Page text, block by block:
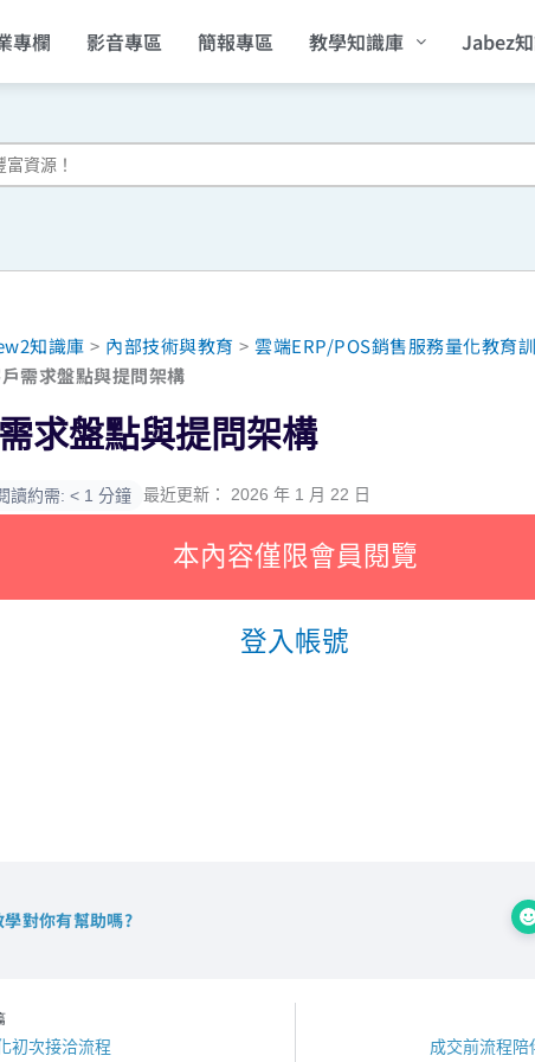
專欄 影音專區 簡報專區 教學知識庫 Jabez
知識庫 > 內部技術與教育 >雲端ERP/POS銷售服務量化教育
需求盤點與提問架構
求盤點與提問架構
讀約需: < 1 分鐘 最近更新： 2026 年 1 月 22 日
本內容僅限會員閱覽
登入帳號
學對你有幫助嗎?
初次接洽流程 成交前流程陪